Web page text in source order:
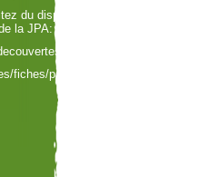
du dispositif Régional "Pass classe
la JPA:
ma-classe-en-voyage/
fiches/pass-classes-nature-et-